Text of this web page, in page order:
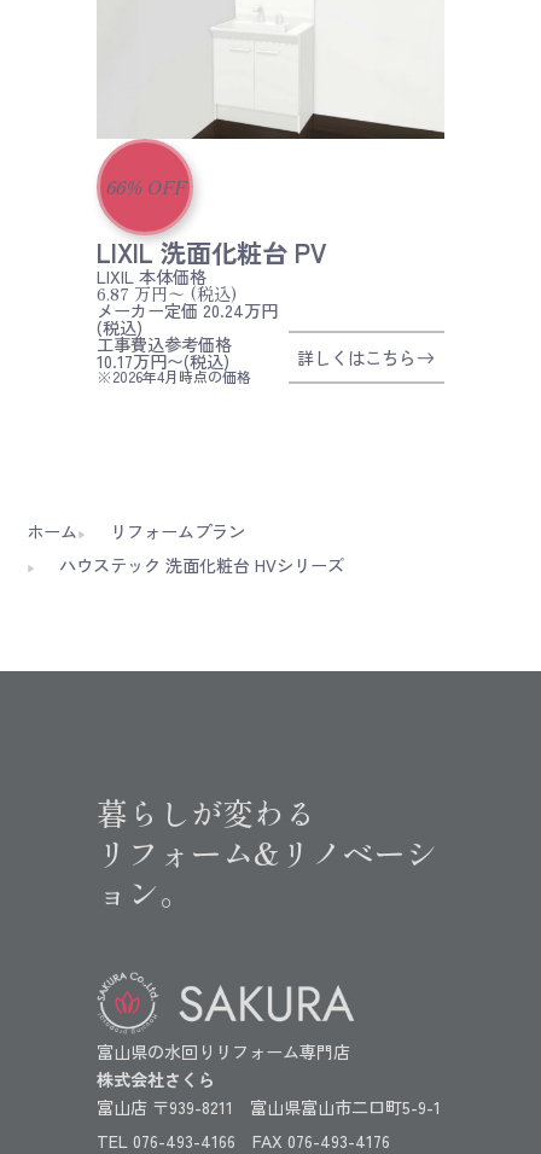
66% OFF
LIXIL 洗面化粧台 PV
LIXIL 本体価格
6.87 万円〜 (税込)
メーカー定価 20.24万円
(税込)
工事費込参考価格
10.17万円〜(税込)
※2026年4月時点の価格
詳しくはこちら
ホーム
リフォームプラン
ハウステック 洗面化粧台 HVシリーズ
暮らしが変わる
リフォーム&リノベーシ
ョン。
富山県の水回りリフォーム専門店
株式会社さくら
富山店 〒939-8211 富山県富山市二口町5-9-1
TEL 076-493-4166 FAX 076-493-4176